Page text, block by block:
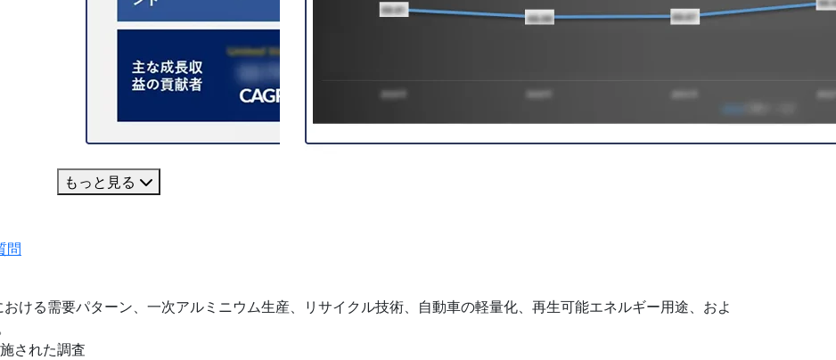
もっと見る
問
ける需要パターン、一次アルミニウム生産、リサイクル技術、自動車の軽量化、再生可能エネルギー用途、およ
された調査